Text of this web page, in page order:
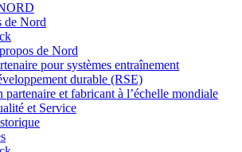
de Nord
de Nord
pour systèmes entraînement
durable (RSE)
partenaire et fabricant à l’échelle mondiale
et Service